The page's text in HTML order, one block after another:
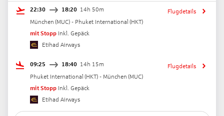
22:30 18:20 14h 50m
München (MUC) - Phuket International (HKT)
mit Stopp Inkl. Gepäck
Etihad Airways
Flugdetails
09:25 18:40 14h 15m
Phuket International (HKT) - München (MUC)
mit Stopp Inkl. Gepäck
Etihad Airways
Flugdetails